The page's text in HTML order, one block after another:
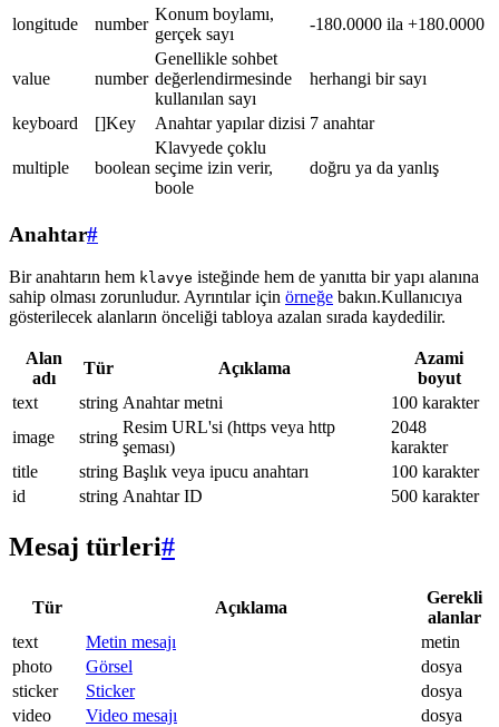
longitude number
Konum boylamı,
gerçek sayı
-180.0000 ila +180.0000
value number
Genellikle sohbet
değerlendirmesinde
kullanılan sayı
herhangi bir sayı
keyboard []Key Anahtar yapılar dizisi 7 anahtar
multiple boolean
Klavyede çoklu
seçime izin verir,
boole
doğru ya da yanlış
Anahtar#
Bir anahtarın hem klavye isteğinde hem de yanıtta bir yapı alanına
sahip olması zorunludur. Ayrıntılar için örneğe bakın.Kullanıcıya
gösterilecek alanların önceliği tabloya azalan sırada kaydedilir.
Alan
adı
Tür Açıklama
Azami
boyut
text
string Anahtar metni
100 karakter
image
string
Resim URL'si (https veya http
şeması)
2048
karakter
title
string Başlık veya ipucu anahtarı
100 karakter
id
string Anahtar ID 500 karakter
Mesaj türleri#
Tür Açıklama
Gerekli
alanlar
text
Metin mesajı
metin
photo
Görsel
dosya
sticker
Sticker
dosya
video
Video mesajı
dosya